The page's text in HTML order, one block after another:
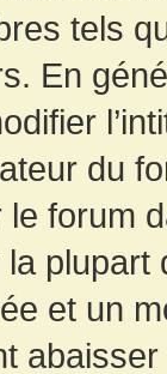
tels
En
du
forum
et un